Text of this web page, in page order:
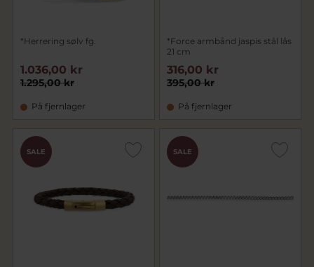
*Herrering sølv fg.
1.295,00 kr
1.036,00 kr
På fjernlager
*Force armbånd jaspis stål lås
21 cm
395,00 kr
316,00 kr
På fjernlager
SALE SALE